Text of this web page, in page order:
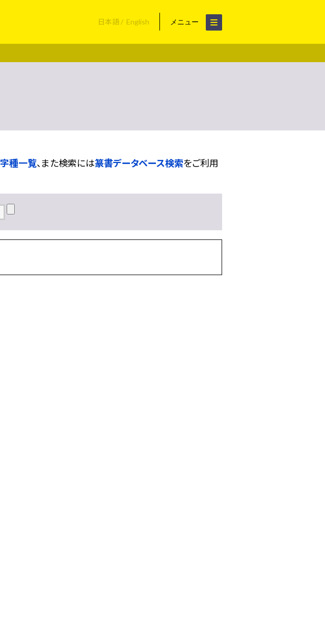
日本語 English メニュー
種一覧、また検索には篆書データベース検索をご利用